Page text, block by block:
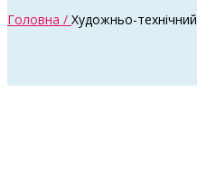
Головна / Художньо-технічний